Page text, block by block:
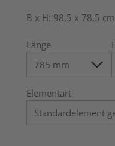
B x H: 98,5 x 78,5
Länge
Elementart